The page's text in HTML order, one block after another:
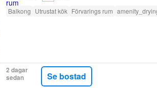
Balkong Utrustat kök Förvarings rum
2 dagar
sedan
Se bostad